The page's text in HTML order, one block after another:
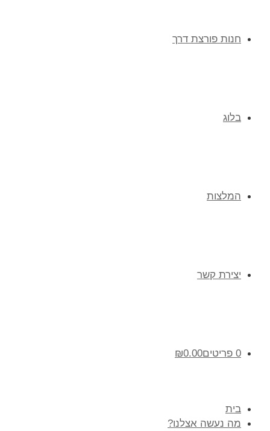
חנות פורצת דרך
בלוג
המלצות
יצירת קשר
0 פריטים ₪0.00
בית
מה נעשה אצלנו?